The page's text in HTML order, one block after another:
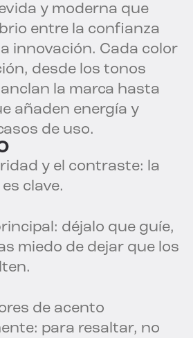
y moderna que
entre la confianza
innovación. Cada color
desde los tonos
la marca hasta
añaden energía y
de uso.
y el contraste: la
clave.
déjalo que guíe,
miedo de dejar que los
de acento
para resaltar, no